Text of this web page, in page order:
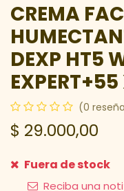
CREMA
DEXP HT5
(0
$ 29.000,00
Fuera de stock
Reciba una